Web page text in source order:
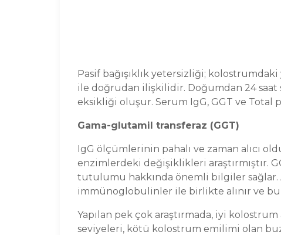
Pasif bağışıklık yetersizliği;
ile doğrudan ilişkilidir. Doğumdan 24 saat
eksikliği oluşur. Serum IgG, GGT ve Total
Gama-glutamil transferaz (GGT)
IgG ölçümlerinin pahalı ve zaman alıcı
enzimlerdeki değişiklikleri araştırmıştır.
tutulumu hakkında önemli bilgiler sağlar.
immünoglobulinler ile birlikte alınır ve bu
Yapılan pek çok araştırmada, iyi
seviyeleri, kötü kolostrum emilimi olan